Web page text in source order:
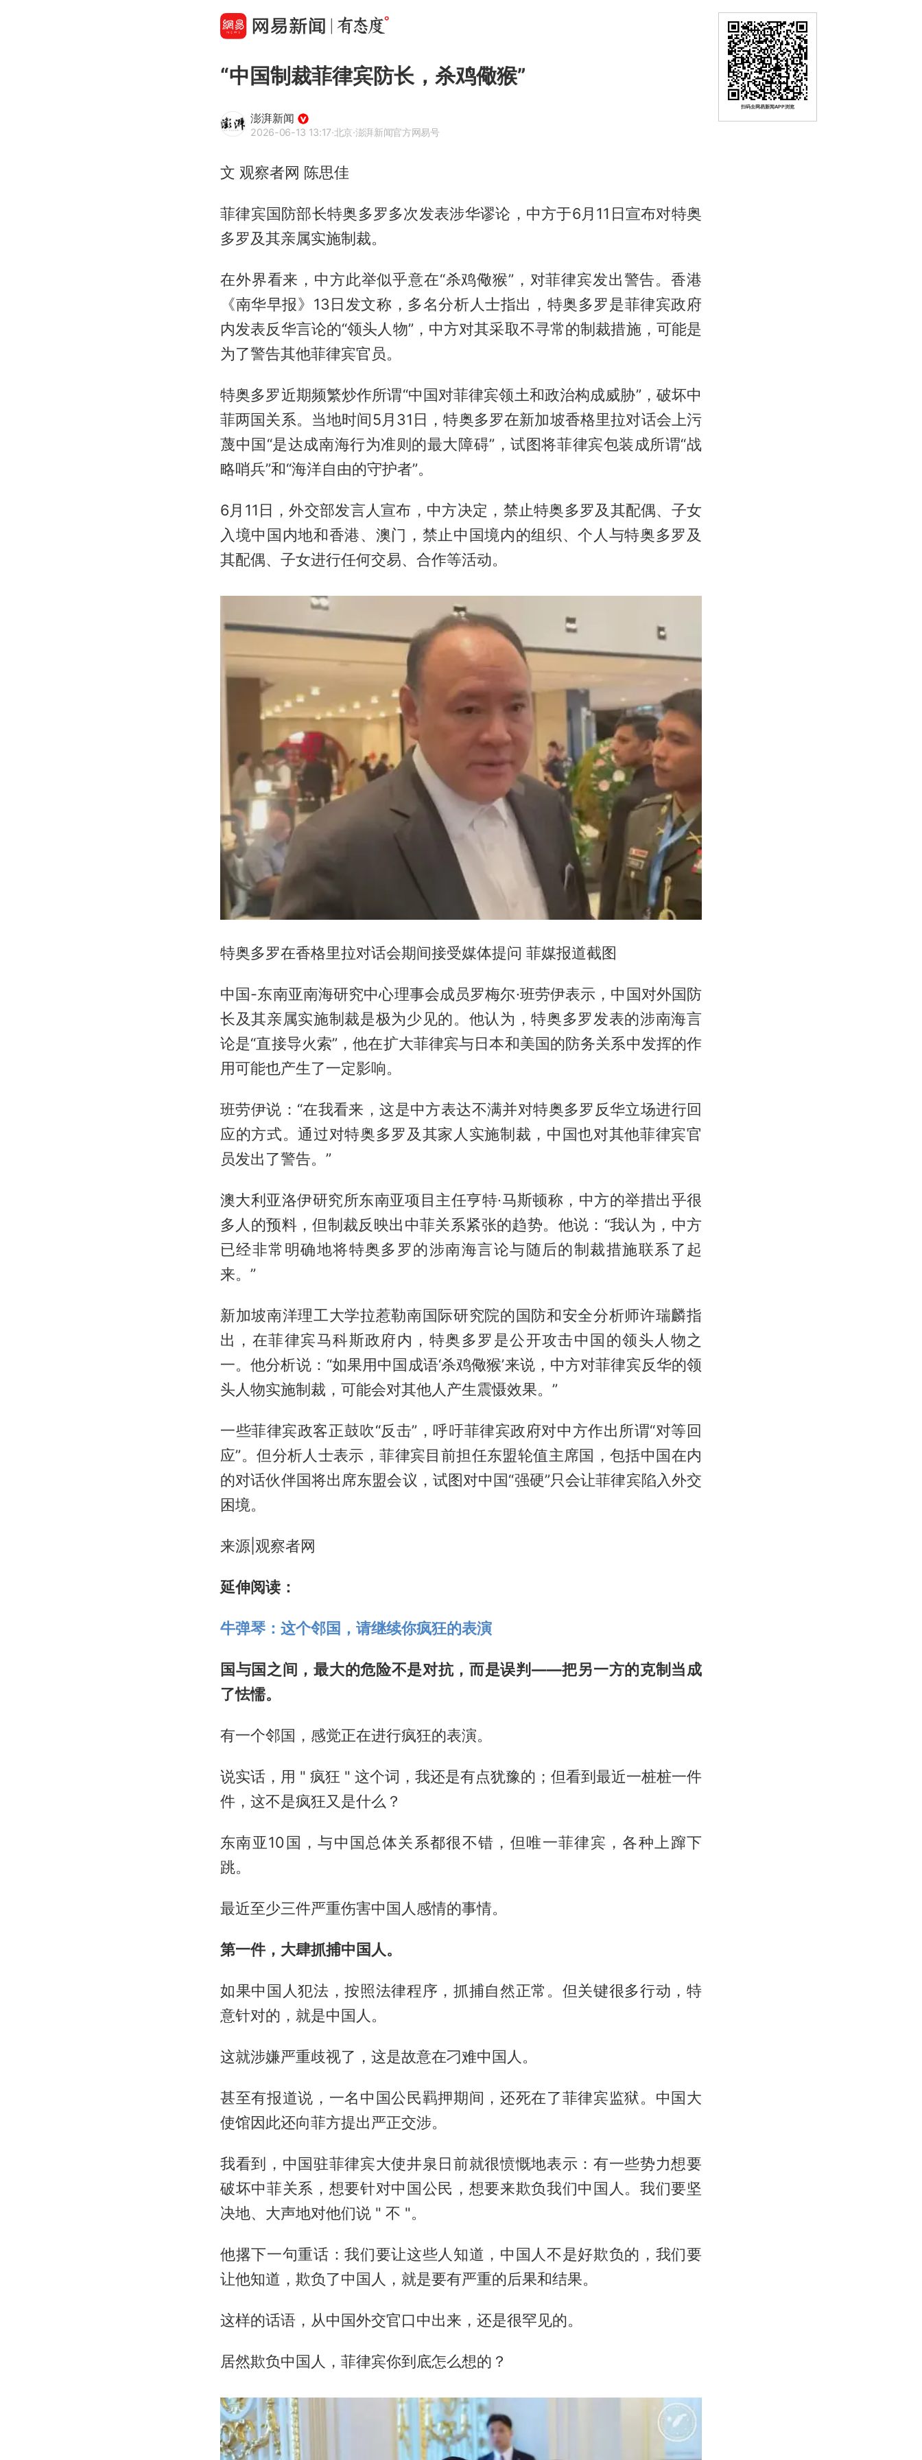
“中国制裁菲律宾防长，杀鸡儆猴”
澎湃新闻
2026-06-13 13:17·北京·澎湃新闻官方网易号
文 观察者网 陈思佳
菲律宾国防部长特奥多罗多次发表涉华谬论，中方于6月11日宣布对特奥
多罗及其亲属实施制裁。
在外界看来，中方此举似乎意在“杀鸡儆猴”，对菲律宾发出警告。香港
《南华早报》13日发文称，多名分析人士指出，特奥多罗是菲律宾政府
内发表反华言论的“领头人物”，中方对其采取不寻常的制裁措施，可能是
为了警告其他菲律宾官员。
特奥多罗近期频繁炒作所谓“中国对菲律宾领土和政治构成威胁”，破坏中
菲两国关系。当地时间5月31日，特奥多罗在新加坡香格里拉对话会上污
蔑中国“是达成南海行为准则的最大障碍”，试图将菲律宾包装成所谓“战
略哨兵”和“海洋自由的守护者”。
6月11日，外交部发言人宣布，中方决定，禁止特奥多罗及其配偶、子女
入境中国内地和香港、澳门，禁止中国境内的组织、个人与特奥多罗及
其配偶、子女进行任何交易、合作等活动。
特奥多罗在香格里拉对话会期间接受媒体提问 菲媒报道截图
中国-东南亚南海研究中心理事会成员罗梅尔·班劳伊表示，中国对外国防
长及其亲属实施制裁是极为少见的。他认为，特奥多罗发表的涉南海言
论是“直接导火索”，他在扩大菲律宾与日本和美国的防务关系中发挥的作
用可能也产生了一定影响。
班劳伊说：“在我看来，这是中方表达不满并对特奥多罗反华立场进行回
应的方式。通过对特奥多罗及其家人实施制裁，中国也对其他菲律宾官
员发出了警告。”
澳大利亚洛伊研究所东南亚项目主任亨特·马斯顿称，中方的举措出乎很
多人的预料，但制裁反映出中菲关系紧张的趋势。他说：“我认为，中方
已经非常明确地将特奥多罗的涉南海言论与随后的制裁措施联系了起
来。”
新加坡南洋理工大学拉惹勒南国际研究院的国防和安全分析师许瑞麟指
出，在菲律宾马科斯政府内，特奥多罗是公开攻击中国的领头人物之
一。他分析说：“如果用中国成语‘杀鸡儆猴’来说，中方对菲律宾反华的领
头人物实施制裁，可能会对其他人产生震慑效果。”
一些菲律宾政客正鼓吹“反击”，呼吁菲律宾政府对中方作出所谓“对等回
应”。但分析人士表示，菲律宾目前担任东盟轮值主席国，包括中国在内
的对话伙伴国将出席东盟会议，试图对中国“强硬”只会让菲律宾陷入外交
困境。
来源|观察者网
延伸阅读：
牛弹琴：这个邻国，请继续你疯狂的表演
国与国之间，最大的危险不是对抗，而是误判——把另一方的克制当成
了怯懦。
有一个邻国，感觉正在进行疯狂的表演。
说实话，用 " 疯狂 " 这个词，我还是有点犹豫的；但看到最近一桩桩一件
件，这不是疯狂又是什么？
东南亚10国，与中国总体关系都很不错，但唯一菲律宾，各种上蹿下
跳。
最近至少三件严重伤害中国人感情的事情。
第一件，大肆抓捕中国人。
如果中国人犯法，按照法律程序，抓捕自然正常。但关键很多行动，特
意针对的，就是中国人。
这就涉嫌严重歧视了，这是故意在刁难中国人。
甚至有报道说，一名中国公民羁押期间，还死在了菲律宾监狱。中国大
使馆因此还向菲方提出严正交涉。
我看到，中国驻菲律宾大使井泉日前就很愤慨地表示：有一些势力想要
破坏中菲关系，想要针对中国公民，想要来欺负我们中国人。我们要坚
决地、大声地对他们说 " 不 "。
他撂下一句重话：我们要让这些人知道，中国人不是好欺负的，我们要
让他知道，欺负了中国人，就是要有严重的后果和结果。
这样的话语，从中国外交官口中出来，还是很罕见的。
居然欺负中国人，菲律宾你到底怎么想的？
扫码去网易新闻APP浏览